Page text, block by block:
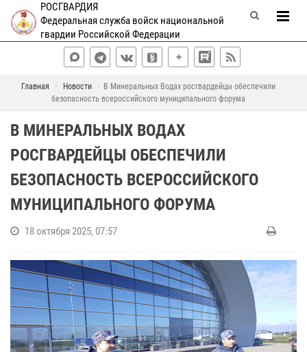
РОСГВАРДИЯ
Федеральная служба войск национальной
гвардии Российской Федерации
Главная Новости
В Минеральных Водах росгвардейцы обеспечили
безопасность всероссийского муниципального форума
В МИНЕРАЛЬНЫХ ВОДАХ
РОСГВАРДЕЙЦЫ ОБЕСПЕЧИЛИ
БЕЗОПАСНОСТЬ ВСЕРОССИЙСКОГО
МУНИЦИПАЛЬНОГО ФОРУМА
18 октября 2025, 07:57